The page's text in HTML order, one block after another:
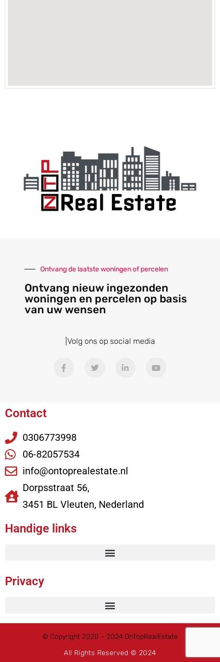
Ontvang de laatste woningen of percelen
Ontvang nieuw ingezonden
woningen en percelen op basis
van uw wensen
|Volg ons op social media
Contact
0306773998
06-82057534
info@ontoprealestate.nl
Dorpsstraat 56,
3451 BL Vleuten, Nederland
Handige links
Privacy
© Copyright 2020 – 2024 OnTopRealEstate
All Rights Reserved © 2024